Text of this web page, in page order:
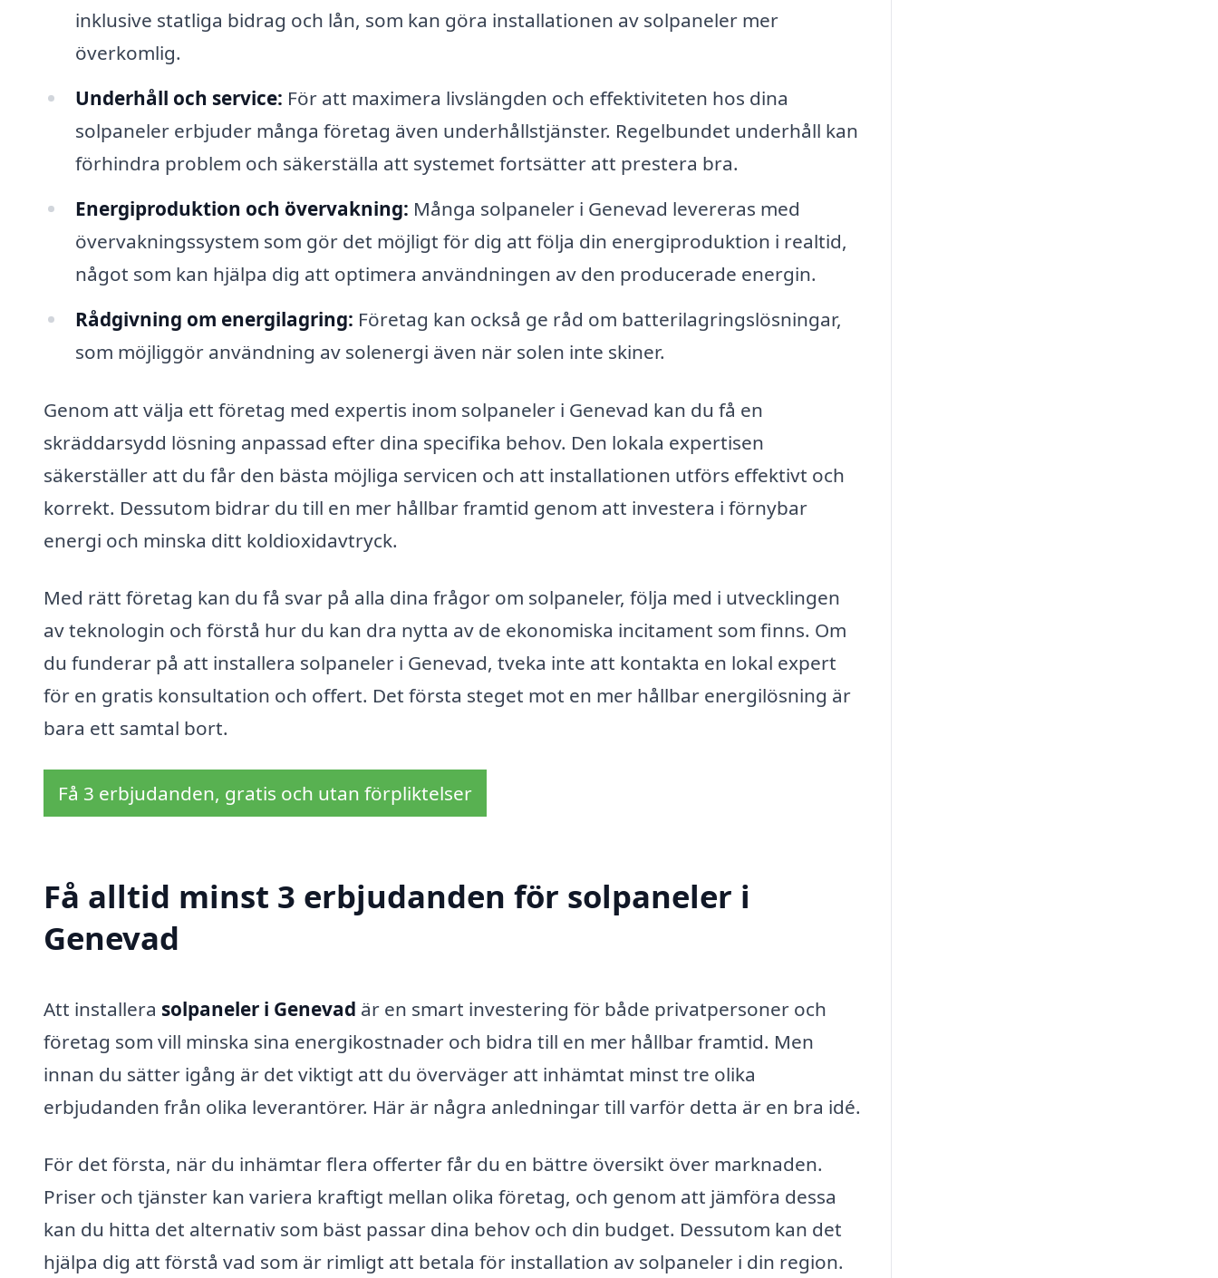
inklusive statliga bidrag och lån, som kan göra installationen av solpaneler mer
överkomlig.
Underhåll och service: För att maximera livslängden och effektiviteten hos dina
solpaneler erbjuder många företag även underhållstjänster. Regelbundet underhåll kan
förhindra problem och säkerställa att systemet fortsätter att prestera bra.
Energiproduktion och övervakning: Många solpaneler i Genevad levereras med
övervakningssystem som gör det möjligt för dig att följa din energiproduktion i realtid,
något som kan hjälpa dig att optimera användningen av den producerade energin.
Rådgivning om energilagring: Företag kan också ge råd om batterilagringslösningar,
som möjliggör användning av solenergi även när solen inte skiner.
Genom att välja ett företag med expertis inom solpaneler i Genevad kan du få en
skräddarsydd lösning anpassad efter dina specifika behov. Den lokala expertisen
säkerställer att du får den bästa möjliga servicen och att installationen utförs effektivt och
korrekt. Dessutom bidrar du till en mer hållbar framtid genom att investera i förnybar
energi och minska ditt koldioxidavtryck.
Med rätt företag kan du få svar på alla dina frågor om solpaneler, följa med i utvecklingen
av teknologin och förstå hur du kan dra nytta av de ekonomiska incitament som finns. Om
du funderar på att installera solpaneler i Genevad, tveka inte att kontakta en lokal expert
för en gratis konsultation och offert. Det första steget mot en mer hållbar energilösning är
bara ett samtal bort.
Få 3 erbjudanden, gratis och utan förpliktelser
Få alltid minst 3 erbjudanden för solpaneler i
Genevad
Att installera solpaneler i Genevad är en smart investering för både privatpersoner och
företag som vill minska sina energikostnader och bidra till en mer hållbar framtid. Men
innan du sätter igång är det viktigt att du överväger att inhämtat minst tre olika
erbjudanden från olika leverantörer. Här är några anledningar till varför detta är en bra idé.
För det första, när du inhämtar flera offerter får du en bättre översikt över marknaden.
Priser och tjänster kan variera kraftigt mellan olika företag, och genom att jämföra dessa
kan du hitta det alternativ som bäst passar dina behov och din budget. Dessutom kan det
hjälpa dig att förstå vad som är rimligt att betala för installation av solpaneler i din region.